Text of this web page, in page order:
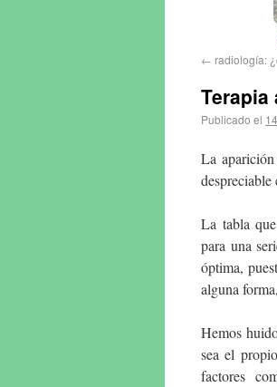
← radiología:
Publicado el
La
La tabla
para una
óptima,
alguna
Hemos
sea el
factores